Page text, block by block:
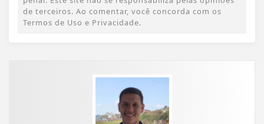
de terceiros. Ao comentar, você concorda com os
Termos de Uso e Privacidade.